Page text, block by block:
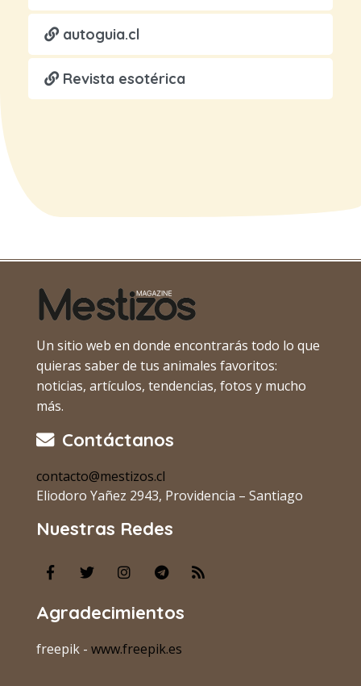
autoguia.cl
Revista esotérica
Un sitio web en donde encontrarás todo lo que
quieras saber de tus animales favoritos:
noticias, artículos, tendencias, fotos y mucho
más.
Contáctanos
contacto@mestizos.cl
Eliodoro Yañez 2943, Providencia – Santiago
Nuestras Redes
Agradecimientos
freepik - www.freepik.es